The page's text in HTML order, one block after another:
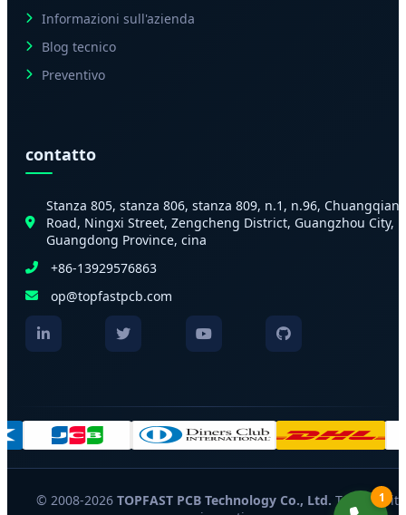
Informazioni sull'azienda
Blog tecnico
Preventivo
contatto
Stanza 805, stanza 806, stanza 809, n.1, n.96,
Road, Ningxi Street, Zengcheng District, Guangzhou City,
Guangdong Province, cina
+86-13929576863
op@topfastpcb.com
© 2008-2026 TOPFAST PCB Technology Co., Ltd. Tutti i diritti
1